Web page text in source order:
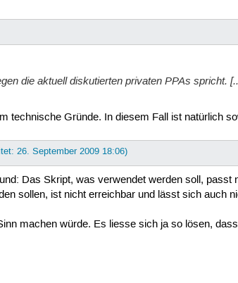
die aktuell diskutierten privaten PPAs spricht.
technische Gründe. In diesem Fall ist natürlich
26. September 2009 18:06)
Das Skript, was verwendet werden soll,
sollen, ist nicht erreichbar und lässt sich auch
machen würde. Es liesse sich ja so lösen,